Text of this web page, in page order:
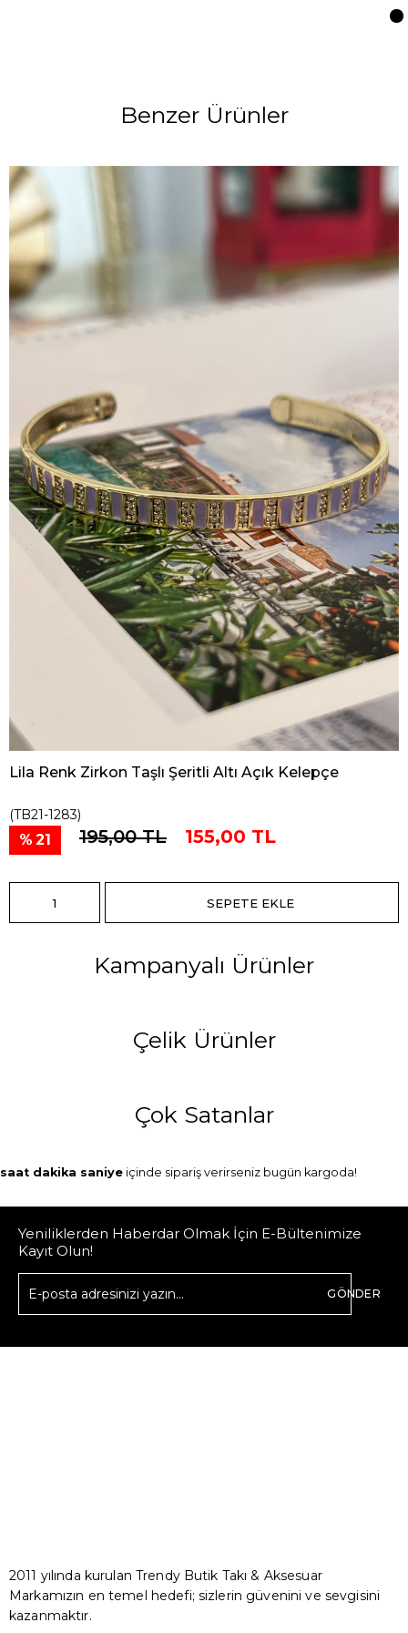
Benzer Ürünler
Lila Renk Zirkon Taşlı Şeritli Altı Açık Kelepçe
(TB21-1283)
21 195,00 TL 155,00 TL
Kampanyalı Ürünler
Çelik Ürünler
Çok Satanlar
saat dakika saniye içinde sipariş verirseniz bugün kargoda!
Yeniliklerden Haberdar Olmak İçin E-Bültenimize
Kayıt Olun!
GÖNDER
2011 yılında kurulan Trendy Butik Takı & Aksesuar
Markamızın en temel hedefi; sizlerin güvenini ve sevgisini
kazanmaktır.